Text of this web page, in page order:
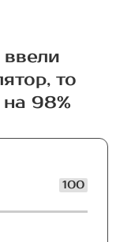
то
98%
100